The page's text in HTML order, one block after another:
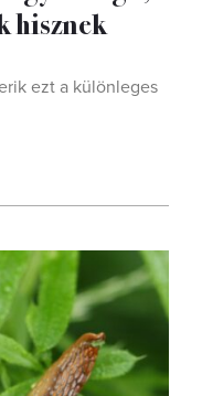
hisznek
ezt a különleges